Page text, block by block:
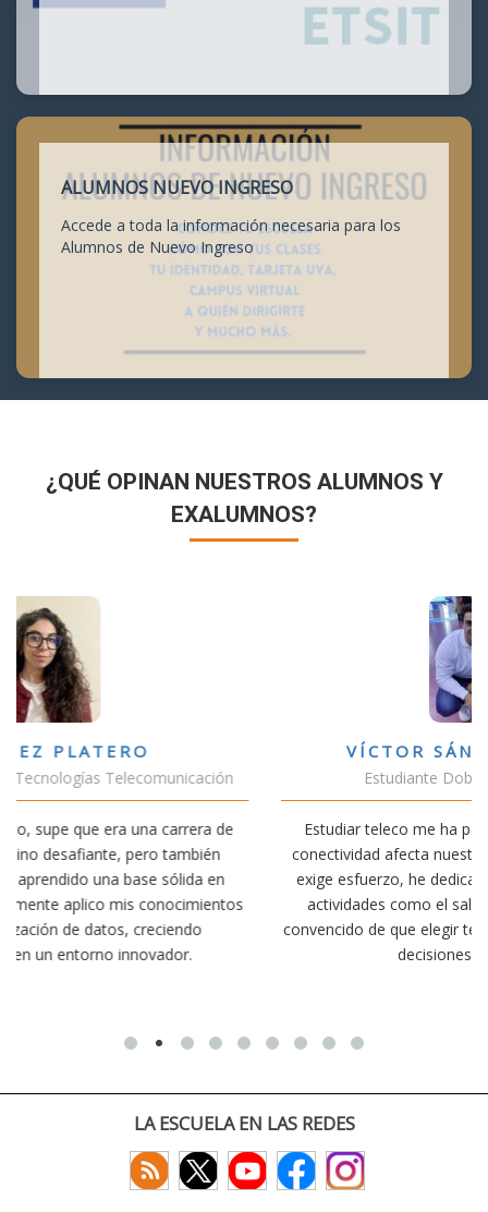
ALUMNOS NUEVO INGRESO
Accede a toda la información necesaria para los
Alumnos de Nuevo Ingreso
¿QUÉ OPINAN NUESTROS ALUMNOS Y
EXALUMNOS?
VÍCTOR SÁNCHEZ VALENCIA
Estudiante Doble Grado Teleco-ADE
Estudiar teleco me ha permitido comprender cómo la
conectividad afecta nuestra vida diaria. Aunque la carrera
exige esfuerzo, he dedicado parte de mi tiempo a otras
actividades como el salvamento y socorrismo. Estoy
convencido de que elegir teleco ha sido una de las mejores
decisiones que he tomado.
LA ESCUELA EN LAS REDES